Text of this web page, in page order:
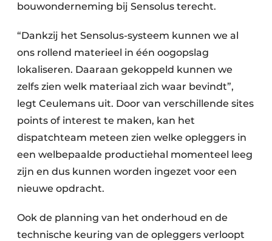
bouwonderneming bij Sensolus terecht.
“Dankzij het Sensolus-systeem kunnen we al
ons rollend materieel in één oogopslag
lokaliseren. Daaraan gekoppeld kunnen we
zelfs zien welk materiaal zich waar bevindt”,
legt Ceulemans uit. Door van verschillende sites
points of interest te maken, kan het
dispatchteam meteen zien welke opleggers in
een welbepaalde productiehal momenteel leeg
zijn en dus kunnen worden ingezet voor een
nieuwe opdracht.
Ook de planning van het onderhoud en de
technische keuring van de opleggers verloopt